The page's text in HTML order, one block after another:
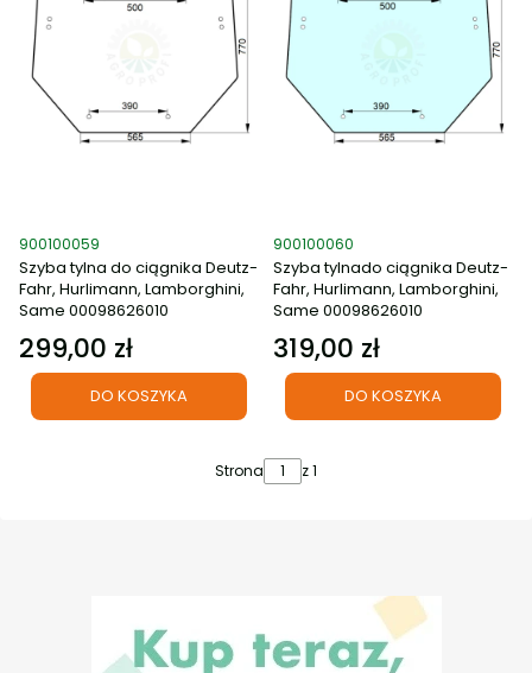
Kod produktu
900100059
Szyba tylna do ciągnika Deutz-
Fahr, Hurlimann, Lamborghini,
Same 00098626010
Cena
299,00 zł
DO KOSZYKA
Kod produktu
900100060
Szyba tylnado ciągnika Deutz-
Fahr, Hurlimann, Lamborghini,
Same 00098626010
Cena
319,00 zł
DO KOSZYKA
Strona z 1